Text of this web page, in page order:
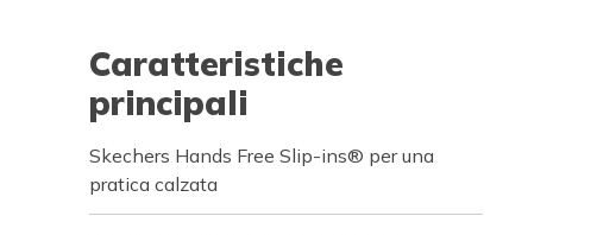
Caratteristiche
principali
Skechers Hands Free Slip-ins® per una
pratica calzata